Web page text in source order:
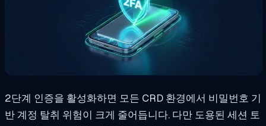
2단계 인증을 활성화하면 모든 CRD 환경에서 비밀번호 기
반 계정 탈취 위험이 크게 줄어듭니다. 다만 도용된 세션 토